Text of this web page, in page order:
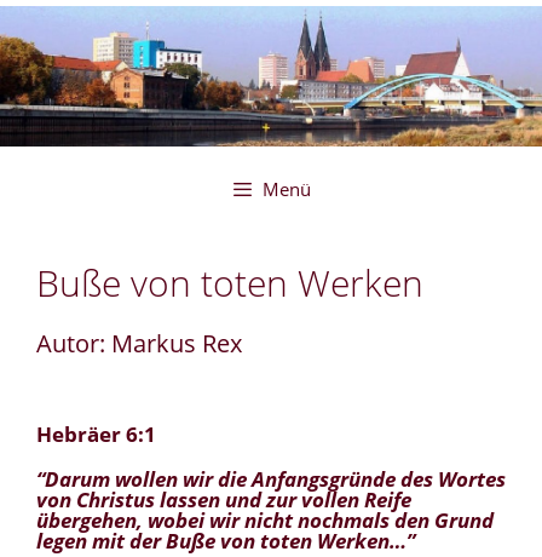
Zum
Inhalt
springen
Menü
Buße von toten Werken
Autor: Markus Rex
Hebräer 6:1
“Darum wollen wir die Anfangsgründe des Wortes
von Christus lassen und zur vollen Reife
übergehen, wobei wir nicht nochmals den Grund
legen mit der Buße von toten Werken…”